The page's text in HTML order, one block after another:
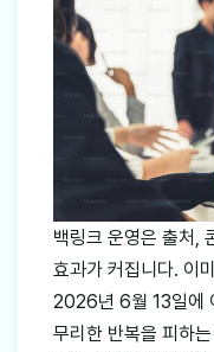
백링크 운영은 출처,
효과가 커집니다. 이
2026년 6월 13일에
무리한 반복을 피하